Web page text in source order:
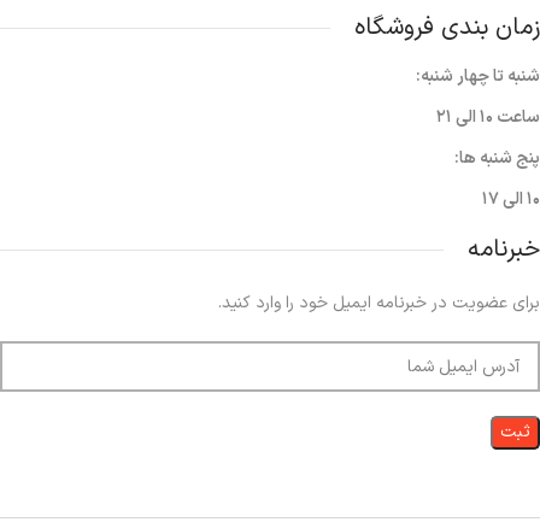
زمان بندی فروشگاه
شنبه تا چهار شنبه:
ساعت ۱۰ الی ۲۱
پنج شنبه ها:
۱۰ الی ۱۷
خبرنامه
برای عضویت در خبرنامه ایمیل خود را وارد کنید.